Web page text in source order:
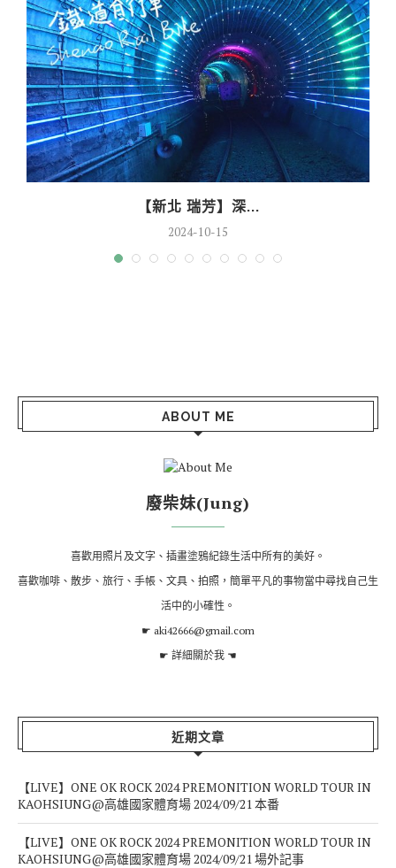
【新北 瑞芳】深...
2024-10-15
ABOUT ME
廢柴妹(Jung)
喜歡用照片及文字、插畫塗鴉紀錄生活中所有的美好。
喜歡咖啡、散步、旅行、手帳、文具、拍照，簡單平凡的事物當中尋找自己生
活中的小確性。
☛ aki42666@gmail.com
☛ 詳細關於我 ☚
近期文章
【LIVE】ONE OK ROCK 2024 PREMONITION WORLD TOUR IN
KAOHSIUNG@高雄國家體育場 2024/09/21 本番
【LIVE】ONE OK ROCK 2024 PREMONITION WORLD TOUR IN
KAOHSIUNG@高雄國家體育場 2024/09/21 場外記事